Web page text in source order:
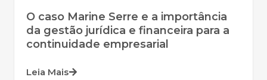
O caso Marine Serre e a importância
da gestão jurídica e financeira para a
continuidade empresarial
Leia Mais